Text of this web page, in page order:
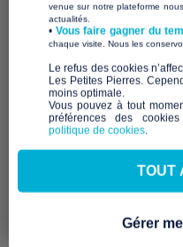
casiers sécurisés,
venue sur notre plateforme
actualités.
​• Vous faire gagner du
chaque visite. Nous les
​Le refus des cookies
Les Petites Pierres.
moins optimale.​
Vous pouvez à tout
préférences des
politique de cookies.
TOUT
Gérer